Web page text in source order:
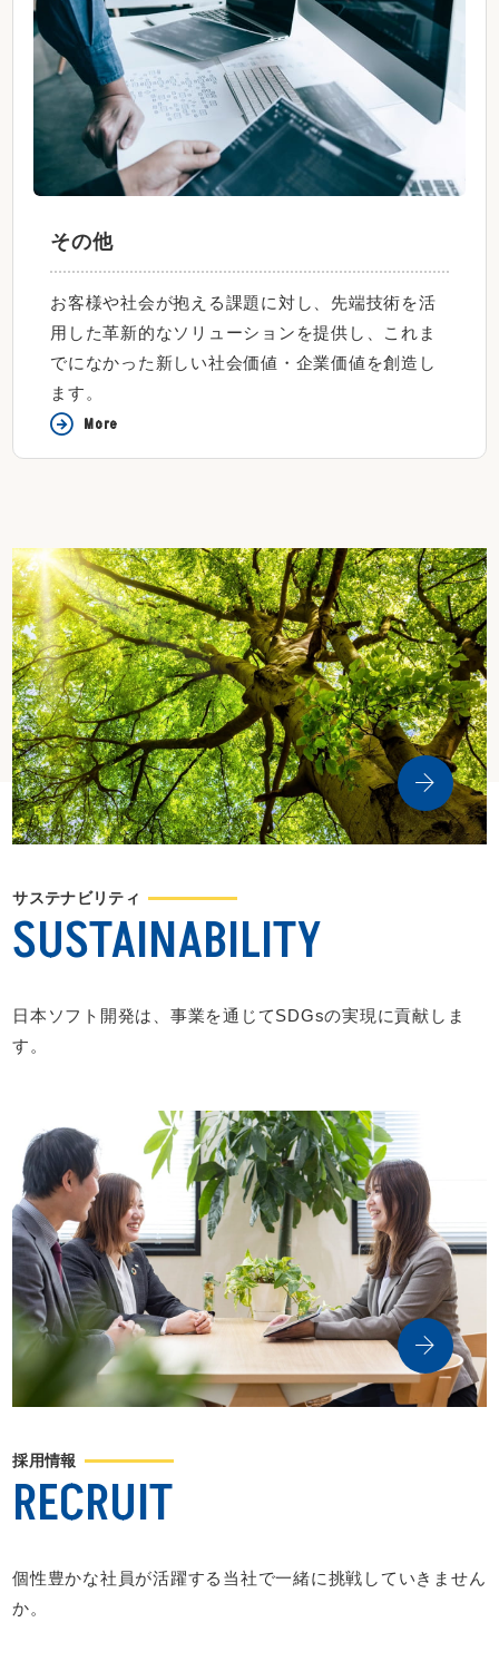
その他
お客様や社会が抱える課題に対し、先端技術を活
用した革新的なソリューションを提供し、これま
でになかった新しい社会価値・企業価値を創造し
ます。
More
サステナビリティ
SUSTAINABILITY
日本ソフト開発は、事業を通じてSDGsの実現に貢献しま
す。
採用情報
RECRUIT
個性豊かな社員が活躍する当社で一緒に挑戦していきません
か。